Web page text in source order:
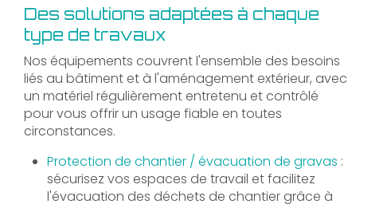
Des solutions adaptées à chaque
type de travaux
Nos équipements couvrent l'ensemble des besoins
liés au bâtiment et à l'aménagement extérieur, avec
un matériel régulièrement entretenu et contrôlé
pour vous offrir un usage fiable en toutes
circonstances.
Protection de chantier / évacuation de gravas :
sécurisez vos espaces de travail et facilitez
l'évacuation des déchets de chantier grâce à